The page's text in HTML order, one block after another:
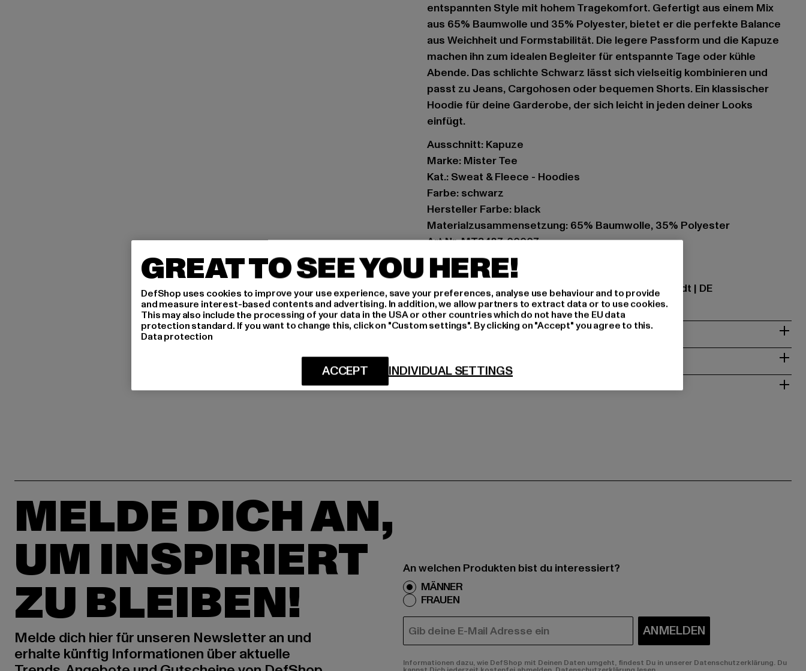
entspannten Style mit hohem Tragekomfort. Gefertigt aus einem Mix
aus 65% Baumwolle und 35% Polyester, bietet er die perfekte Balance
aus Weichheit und Formstabilität. Die legere Passform und die Kapuze
machen ihn zum idealen Begleiter für entspannte Tage oder kühle
Abende. Das schlichte Schwarz lässt sich vielseitig kombinieren und
passt zu Jeans, Cargohosen oder bequemen Shorts. Ein klassischer
Hoodie für deine Garderobe, der sich leicht in jeden deiner Looks
einfügt.
Ausschnitt: Kapuze
Marke: Mister Tee
Kat.: Sweat & Fleece - Hoodies
Farbe: schwarz
Hersteller Farbe: black
Materialzusammensetzung: 65% Baumwolle, 35% Polyester
Art.Nr: MT3487-00007
Hersteller: TB International GmbH |
Dr.-Robert-Murjahn-Straße 7 | 64372 Ober-Ramstadt | DE
GRÖSSE & PASSFORM
LIEFERUNG & RÜCKGABE
MELDE DICH AN,
UM INSPIRIERT
ZU BLEIBEN!
Melde dich hier für unseren Newsletter an und
erhalte künftig Informationen über aktuelle
An welchen Produkten bist du interessiert?
MÄNNER
FRAUEN
E-MAIL ANMELDEN
Informationen dazu, wie DefShop mit Deinen Daten umgeht, findest Du in unserer Datenschutzerklärung. Du
GREAT TO SEE YOU HERE!
DefShop uses cookies to improve your use experience, save your preferences, analyse use behaviour and to provide
and measure interest-based contents and advertising. In addition, we allow partners to extract data or to use cookies.
This may also include the processing of your data in the USA or other countries which do not have the EU data
protection standard. If you want to change this, click on "Custom settings". By clicking on "Accept" you agree to this.
Data protection
INDIVIDUAL SETTINGS
ACCEPT